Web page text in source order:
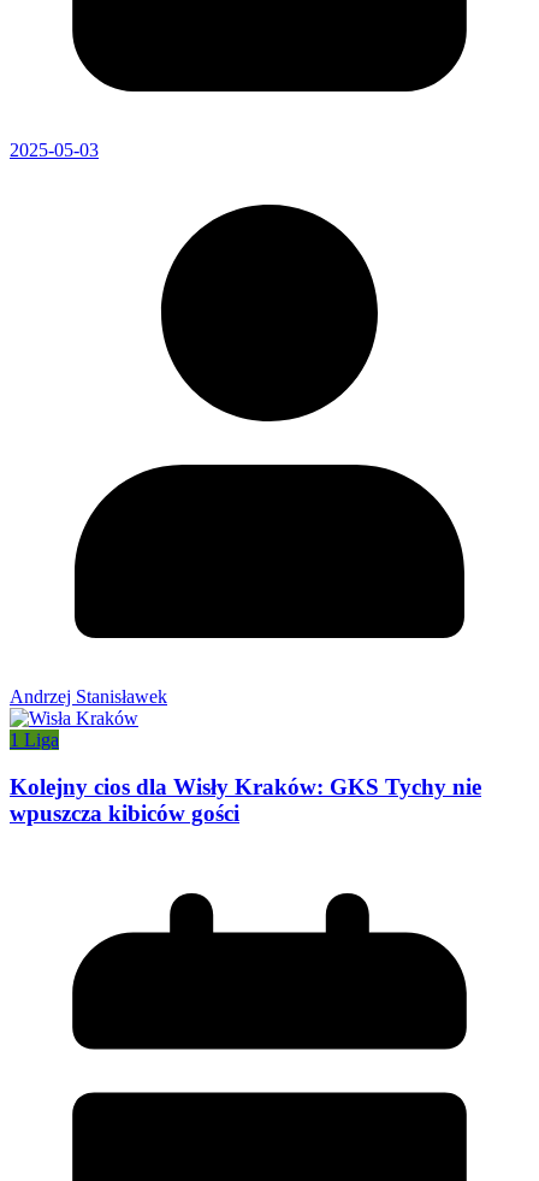
2025-05-03
Andrzej Stanisławek
1 Liga
Kolejny cios dla Wisły Kraków: GKS Tychy nie
wpuszcza kibiców gości